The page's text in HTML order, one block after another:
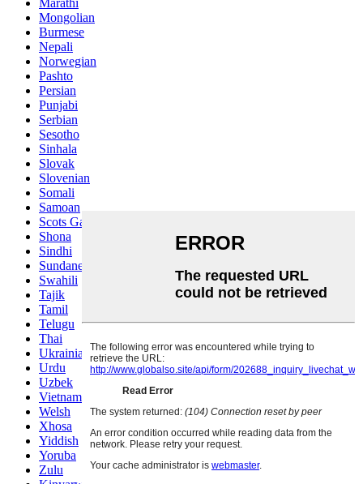
Marathi
Mongolian
Burmese
Nepali
Norwegian
Pashto
Persian
Punjabi
Serbian
Sesotho
Sinhala
Slovak
Slovenian
Somali
Samoan
Scots Gaelic
Shona
Sindhi
Sundanese
Swahili
Tajik
Tamil
Telugu
Thai
Ukrainian
Urdu
Uzbek
Vietnamese
Welsh
Xhosa
Yiddish
Yoruba
Zulu